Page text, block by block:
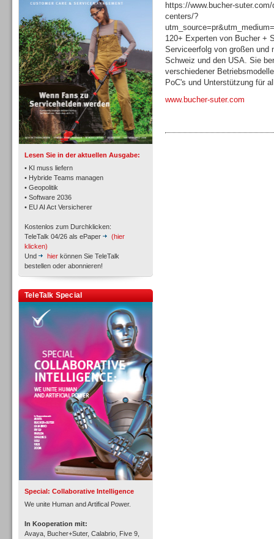
Lesen Sie in der aktuellen Ausgabe:
• KI muss liefern
• Hybride Teams managen
• Geopolitik
• Software 2036
• EU AI Act Versicherer
Kostenlos zum Durchklicken:
TeleTalk 04/26 als ePaper
(hier
klicken)
Und
hier können Sie TeleTalk
bestellen oder abonnieren!
TeleTalk Special
Special: Collaborative Intelligence
We unite Human and Artifical Power.
In Kooperation mit:
Avaya, Bucher+Suter, Calabrio, Five 9,
TK- und ACD-Systeme
Workforce-Management
Personal
Personal
Inbound
https://www.bucher-
centers/?
120+ Experten von Bucher +
Serviceerfolg von großen und
Schweiz und den USA. Sie
verschiedener
PoC's und Unterstützung für
www. bucher-suter.com